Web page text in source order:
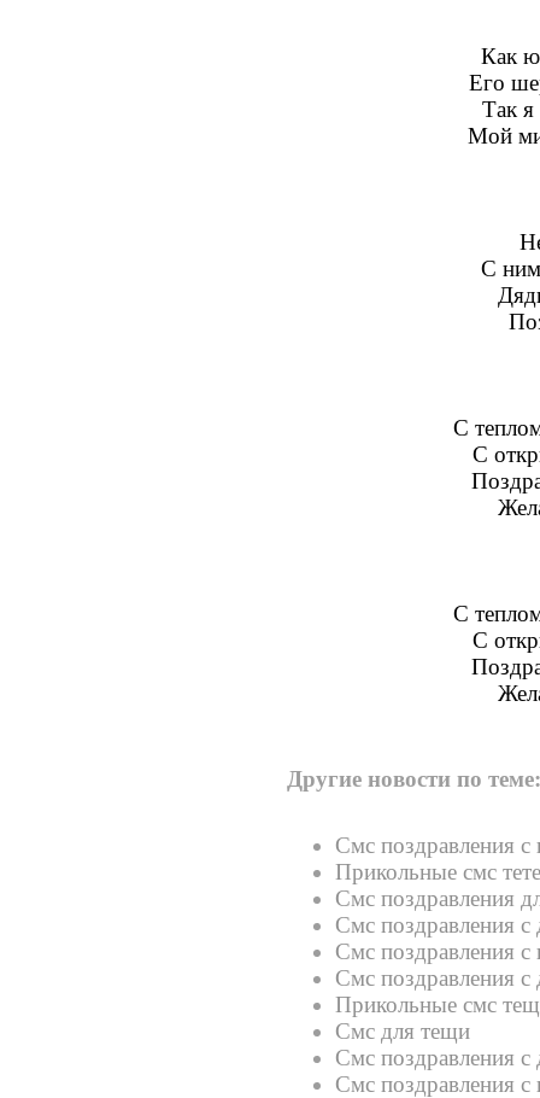
Как
Его
Так
Мой
С ним
С
С
С
С
Другие новости по теме:
Смс поздравления с
Прикольные смс тете
Смс поздравления
Смс поздравления с
Смс поздравления
Смс поздравления
Прикольные смс
Смс для тещи
Смс поздравления
Смс поздравления с